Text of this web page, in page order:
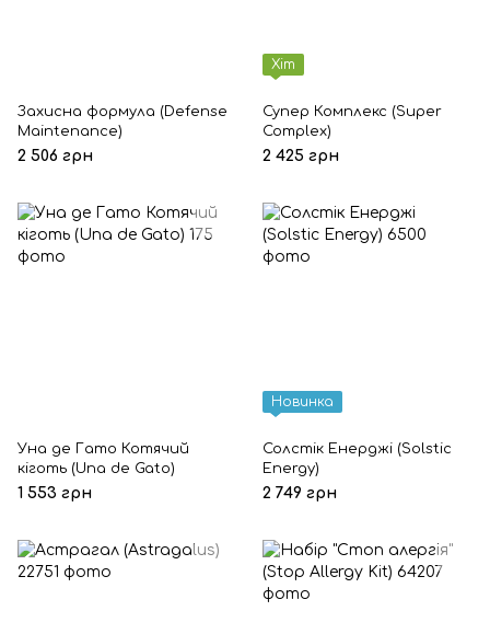
Захисна формула (Defense
Maintenance)
2 506 грн
Хіт
Супер Комплекс (Super
Complex)
2 425 грн
Уна де Гато Котячий
кіготь (Una de Gato)
1 553 грн
Новинка
Солстік Енерджі (Solstic
Energy)
2 749 грн